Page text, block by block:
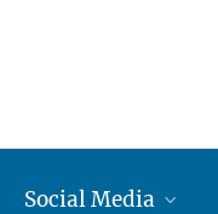
Social Media